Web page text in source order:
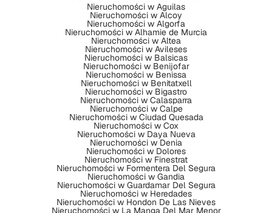
Nieruchomości w Aguilas
Nieruchomości w Alcoy
Nieruchomości w Algorfa
Nieruchomości w Alhamie de Murcia
Nieruchomości w Altea
Nieruchomości w Avileses
Nieruchomości w Balsicas
Nieruchomości w Benijofar
Nieruchomości w Benissa
Nieruchomości w Benitatxell
Nieruchomości w Bigastro
Nieruchomości w Calasparra
Nieruchomości w Calpe
Nieruchomości w Ciudad Quesada
Nieruchomości w Cox
Nieruchomości w Daya Nueva
Nieruchomości w Denia
Nieruchomości w Dolores
Nieruchomości w Finestrat
Nieruchomości w Formentera Del Segura
Nieruchomości w Gandia
Nieruchomości w Guardamar Del Segura
Nieruchomości w Heredades
Nieruchomości w Hondon De Las Nieves
Nieruchomości w La Manga Del Mar Menor